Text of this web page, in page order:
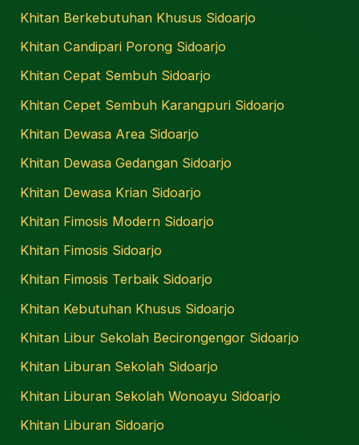
Khitan Berkebutuhan Khusus Sidoarjo
Khitan Candipari Porong Sidoarjo
Khitan Cepat Sembuh Sidoarjo
Khitan Cepet Sembuh Karangpuri Sidoarjo
Khitan Dewasa Area Sidoarjo
Khitan Dewasa Gedangan Sidoarjo
Khitan Dewasa Krian Sidoarjo
Khitan Fimosis Modern Sidoarjo
Khitan Fimosis Sidoarjo
Khitan Fimosis Terbaik Sidoarjo
Khitan Kebutuhan Khusus Sidoarjo
Khitan Libur Sekolah Becirongengor Sidoarjo
Khitan Liburan Sekolah Sidoarjo
Khitan Liburan Sekolah Wonoayu Sidoarjo
Khitan Liburan Sidoarjo